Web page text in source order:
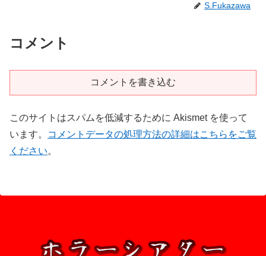
S.Fukazawa
コメント
コメントを書き込む
このサイトはスパムを低減するために Akismet を使って
います。
コメントデータの処理方法の詳細はこちらをご覧
ください。